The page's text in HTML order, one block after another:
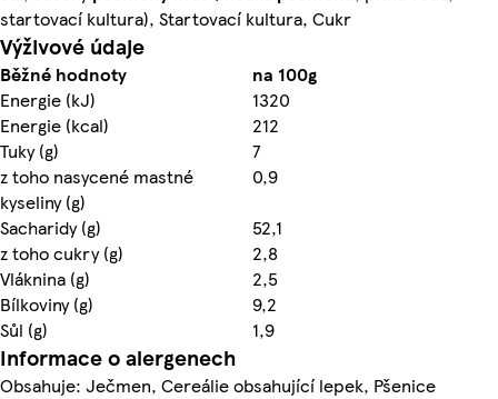
startovací kultura), Startovací kultura, Cukr
Výživové údaje
Běžné hodnoty
na 100g
Energie (kJ)
1320
Energie (kcal)
212
Tuky (g)
7
z toho nasycené mastné
kyseliny (g)
0,9
Sacharidy (g)
52,1
z toho cukry (g)
2,8
Vláknina (g)
2,5
Bílkoviny (g)
9,2
Sůl (g)
1,9
Informace o alergenech
Obsahuje: Ječmen, Cereálie obsahující lepek, Pšenice